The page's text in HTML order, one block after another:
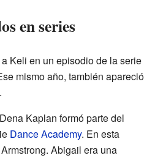
en series
Keli en un episodio de la serie
mismo año, también apareció
.
Kaplan formó parte del
Dance Academy. En esta
Abigail era una